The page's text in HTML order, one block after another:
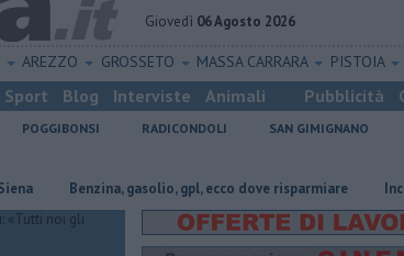
Giovedì 06 Agosto 2026
AREZZO GROSSETO MASSA CARRARA PISTOIA
Sport Blog Interviste Animali Pubblicità
POGGIBONSI RADICONDOLI
SAN GIMIGNANO
​Benzina, gasolio, gpl, ecco dove risparmiare Incendi nei